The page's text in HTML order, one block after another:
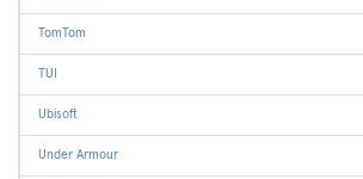
TomTom
TUI
Ubisoft
Under Armour